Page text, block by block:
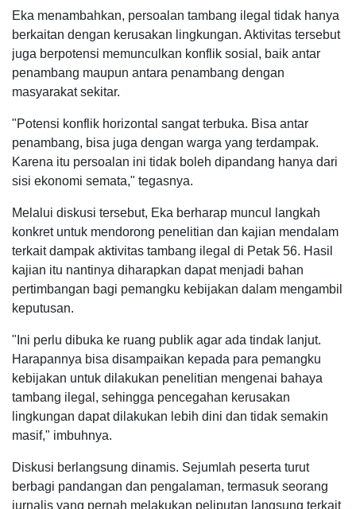
Eka menambahkan, persoalan tambang ilegal tidak hanya
berkaitan dengan kerusakan lingkungan. Aktivitas tersebut
juga berpotensi memunculkan konflik sosial, baik antar
penambang maupun antara penambang dengan
masyarakat sekitar.
"Potensi konflik horizontal sangat terbuka. Bisa antar
penambang, bisa juga dengan warga yang terdampak.
Karena itu persoalan ini tidak boleh dipandang hanya dari
sisi ekonomi semata," tegasnya.
Melalui diskusi tersebut, Eka berharap muncul langkah
konkret untuk mendorong penelitian dan kajian mendalam
terkait dampak aktivitas tambang ilegal di Petak 56. Hasil
kajian itu nantinya diharapkan dapat menjadi bahan
pertimbangan bagi pemangku kebijakan dalam mengambil
keputusan.
"Ini perlu dibuka ke ruang publik agar ada tindak lanjut.
Harapannya bisa disampaikan kepada para pemangku
kebijakan untuk dilakukan penelitian mengenai bahaya
tambang ilegal, sehingga pencegahan kerusakan
lingkungan dapat dilakukan lebih dini dan tidak semakin
masif," imbuhnya.
Diskusi berlangsung dinamis. Sejumlah peserta turut
berbagi pandangan dan pengalaman, termasuk seorang
jurnalis yang pernah melakukan peliputan langsung terkait